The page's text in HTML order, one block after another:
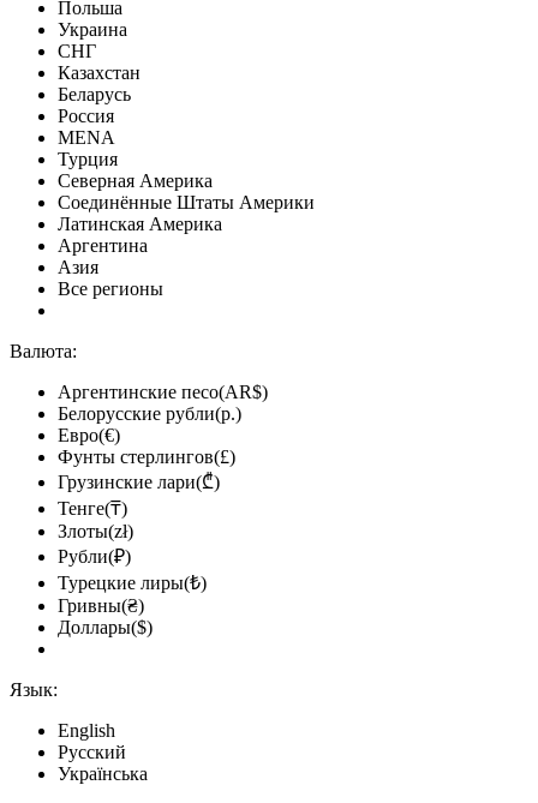
Польша
Украина
СНГ
Казахстан
Беларусь
Россия
MENA
Турция
Северная Америка
Соединённые Штаты Америки
Латинская Америка
Аргентина
Азия
Все регионы
Валюта:
Аргентинские песо(AR$)
Белорусские рубли(р.)
Евро(€)
Фунты стерлингов(£)
Грузинские лари(₾)
Тенге(₸)
Злоты(zł)
Рубли(₽)
Турецкие лиры(₺)
Гривны(₴)
Доллары($)
Язык:
English
Русский
Українська